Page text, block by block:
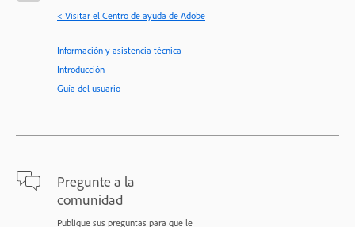
< Visitar el Centro de ayuda de Adobe
Información y asistencia técnica
Introducción
Guía del usuario
Pregunte a la
comunidad
Publique sus preguntas para que le